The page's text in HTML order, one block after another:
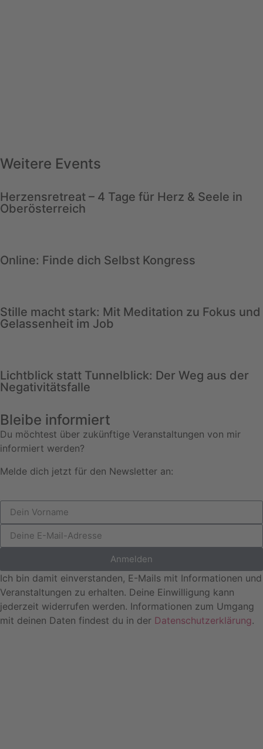
Weitere Events
Herzensretreat – 4 Tage für Herz & Seele in
Oberösterreich
Online: Finde dich Selbst Kongress
Stille macht stark: Mit Meditation zu Fokus und
Gelassenheit im Job
Lichtblick statt Tunnelblick: Der Weg aus der
Negativitätsfalle
Bleibe informiert
Du möchtest über zukünftige Veranstaltungen von mir
informiert werden?
Melde dich jetzt für den Newsletter an:
Anmelden
Ich bin damit einverstanden, E-Mails mit Informationen und
Veranstaltungen zu erhalten. Deine Einwilligung kann
jederzeit widerrufen werden. Informationen zum Umgang
mit deinen Daten findest du in der Datenschutzerklärung.